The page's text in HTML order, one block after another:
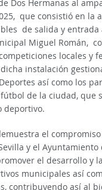
Dos Hermanas al
que consistió en la
de salida y entrada
Miguel Román,
locales y
instalación
así como los
de la ciudad, que
deportivo.
el
y el Ayuntamiento
el desarrollo y
municipales así
contribuyendo así al